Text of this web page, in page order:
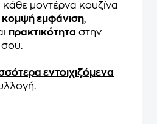
κάθε μοντέρνα κουζίνα
κομψή εμφάνιση,
πρακτικότητα στην
σου.
εντοιχιζόμενα